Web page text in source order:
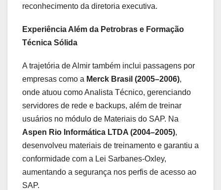
reconhecimento da diretoria executiva.
Experiência Além da Petrobras e Formação
Técnica Sólida
A trajetória de Almir também inclui passagens por
empresas como a Merck Brasil (2005–2006),
onde atuou como Analista Técnico, gerenciando
servidores de rede e backups, além de treinar
usuários no módulo de Materiais do SAP. Na
Aspen Rio Informática LTDA (2004–2005),
desenvolveu materiais de treinamento e garantiu a
conformidade com a Lei Sarbanes-Oxley,
aumentando a segurança nos perfis de acesso ao
SAP.